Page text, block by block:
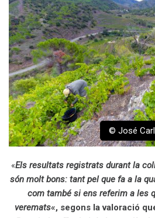
© José
«Els resultats registrats durant la
són molt bons: tant pel que fa a la
com també si ens referim a les
veremats«, segons la valoració